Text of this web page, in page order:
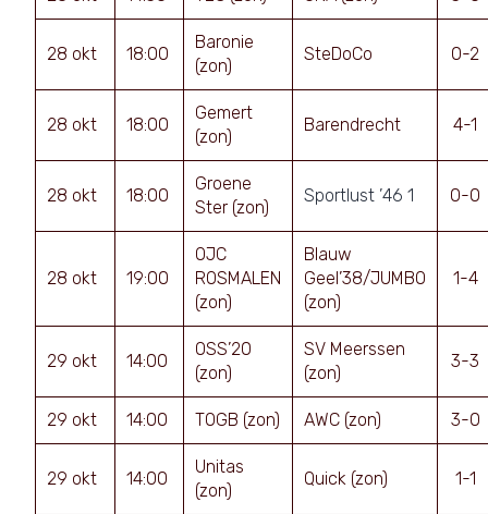
28 okt 18:00
Baronie
(zon)
SteDoCo 0-2
28 okt 18:00
Gemert
(zon)
Barendrecht 4-1
28 okt 18:00
Groene
Ster (zon)
Sportlust ’46 1 0-0
28 okt 19:00
OJC
ROSMALEN
(zon)
Blauw
Geel’38/JUMBO
(zon)
1-4
29 okt 14:00
OSS’20
(zon)
SV Meerssen
(zon)
3-3
29 okt 14:00 TOGB (zon) AWC (zon) 3-0
29 okt 14:00
Unitas
(zon)
Quick (zon) 1-1